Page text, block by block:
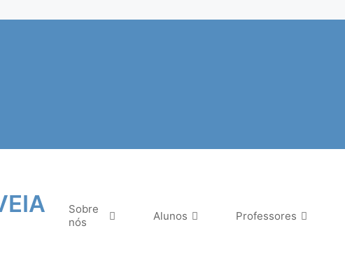
Sobre
nós
Alunos Professores